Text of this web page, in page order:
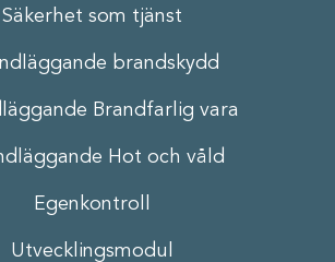
Säkerhet som tjänst
brandskydd
Brandfarlig vara
Hot och våld
Egenkontroll
Utvecklingsmodul